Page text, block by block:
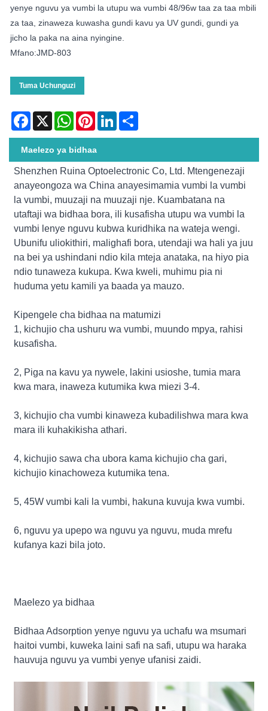
yenye nguvu ya vumbi la utupu wa vumbi 48/96w taa za taa mbili
za taa, zinaweza kuwasha gundi kavu ya UV gundi, gundi ya
jicho la paka na aina nyingine.
Mfano:JMD-803
Tuma Uchunguzi
Facebook
X WhatsAppPinterestLinkedIn
Maelezo ya bidhaa
Shenzhen Ruina Optoelectronic Co, Ltd. Mtengenezaji
anayeongoza wa China anayesimamia vumbi la vumbi
la vumbi, muuzaji na muuzaji nje. Kuambatana na
utaftaji wa bidhaa bora, ili kusafisha utupu wa vumbi la
vumbi lenye nguvu kubwa kuridhika na wateja wengi.
Ubunifu uliokithiri, malighafi bora, utendaji wa hali ya juu
na bei ya ushindani ndio kila mteja anataka, na hiyo pia
ndio tunaweza kukupa. Kwa kweli, muhimu pia ni
huduma yetu kamili ya baada ya mauzo.
Kipengele cha bidhaa na matumizi
1, kichujio cha ushuru wa vumbi, muundo mpya, rahisi
kusafisha.
2, Piga na kavu ya nywele, lakini usioshe, tumia mara
kwa mara, inaweza kutumika kwa miezi 3-4.
3, kichujio cha vumbi kinaweza kubadilishwa mara kwa
mara ili kuhakikisha athari.
4, kichujio sawa cha ubora kama kichujio cha gari,
kichujio kinachoweza kutumika tena.
5, 45W vumbi kali la vumbi, hakuna kuvuja kwa vumbi.
6, nguvu ya upepo wa nguvu ya nguvu, muda mrefu
kufanya kazi bila joto.
Maelezo ya bidhaa
Bidhaa Adsorption yenye nguvu ya uchafu wa msumari
haitoi vumbi, kuweka laini safi na safi, utupu wa haraka
hauvuja nguvu ya vumbi yenye ufanisi zaidi.